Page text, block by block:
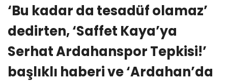
‘Bu kadar da tesadüf olamaz’
dedirten, ‘Saffet Kaya’ya
Serhat Ardahanspor Tepkisi!’
başlıklı haberi ve ‘Ardahan’da